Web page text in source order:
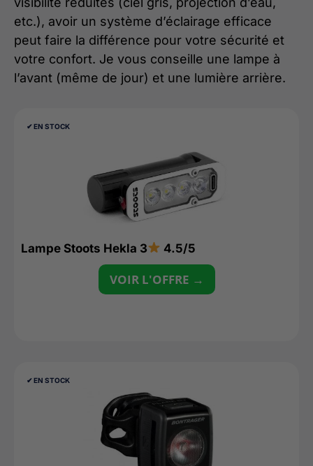
etc.), avoir un système d’éclairage efficace
peut faire la différence pour votre sécurité et
votre confort. Je vous conseille une lampe à
l’avant (même de jour) et une lumière arrière.
✔︎ EN STOCK
Lampe Stoots Hekla 3 4.5/5
VOIR L'OFFRE →
✔︎ EN STOCK